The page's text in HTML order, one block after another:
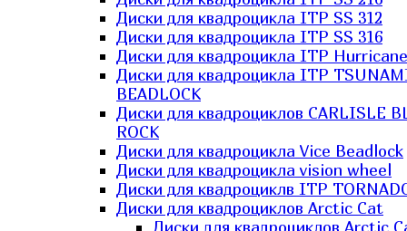
Диски для квадроцикла ITP SS 312
Диски для квадроцикла ITP SS 316
Диски для квадроцикла ITP Hurricane
Диски для квадроцикла ITP
BEADLOCK
Диски для квадроциклов CARLISLE
ROCK
Диски для квадроцикла Vice Beadlock
Диски для квадроцикла vision wheel
Диски для квадроциклв ITP
Диски для квадроциклов Arctic Cat
Диски для квадроциклов Arctic